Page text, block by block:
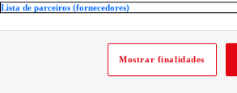
Lista de parceiros (fornecedores)
Mostrar finalidades